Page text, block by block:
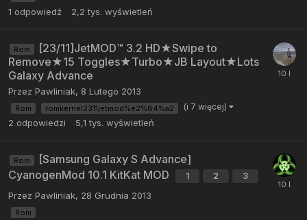
1 odpowiedź 2,2 tys. wyświetleń
Rom
[23/11]JetMOD™ 3.2 HD★Swipe to
Remove★15 Toggles★Turbo★JB Layout★Lots
Galaxy Advance
Przez Pawliniak, 8 Lutego 2013
Rom romkernel2311jetmod%e2%84%a2 (i 7 więcej)
2 odpowiedzi 5,1 tys. wyświetleń
Rom
[Samsung Galaxy S Advance]
CyanogenMod 10.1 KitKat MOD
1 2 3
Przez Pawliniak, 28 Grudnia 2013
Rom